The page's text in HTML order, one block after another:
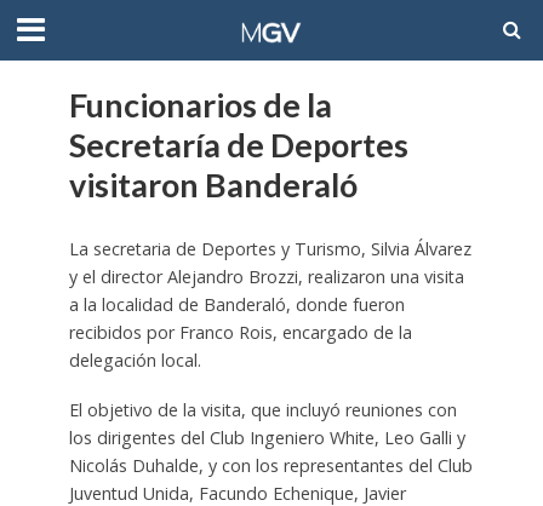
Funcionarios de la
Secretaría de Deportes
visitaron Banderaló
La secretaria de Deportes y Turismo, Silvia Álvarez
y el director Alejandro Brozzi, realizaron una visita
a la localidad de Banderaló, donde fueron
recibidos por Franco Rois, encargado de la
delegación local.
El objetivo de la visita, que incluyó reuniones con
los dirigentes del Club Ingeniero White, Leo Galli y
Nicolás Duhalde, y con los representantes del Club
Juventud Unida, Facundo Echenique, Javier